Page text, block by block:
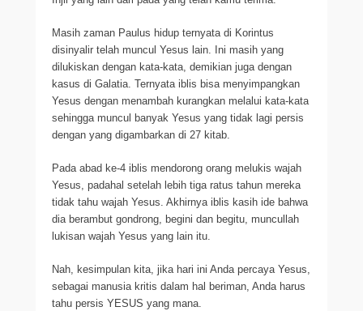
Masih zaman Paulus hidup ternyata di Korintus
disinyalir telah muncul Yesus lain. Ini masih yang
dilukiskan dengan kata-kata, demikian juga dengan
kasus di Galatia. Ternyata iblis bisa menyimpangkan
Yesus dengan menambah kurangkan melalui kata-kata
sehingga muncul banyak Yesus yang tidak lagi persis
dengan yang digambarkan di 27 kitab.
Pada abad ke-4 iblis mendorong orang melukis wajah
Yesus, padahal setelah lebih tiga ratus tahun mereka
tidak tahu wajah Yesus. Akhirnya iblis kasih ide bahwa
dia berambut gondrong, begini dan begitu, muncullah
lukisan wajah Yesus yang lain itu.
Nah, kesimpulan kita, jika hari ini Anda percaya Yesus,
sebagai manusia kritis dalam hal beriman, Anda harus
tahu persis YESUS yang mana.